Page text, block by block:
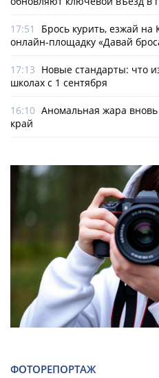
17:51
Брось курить, езжай на
онлайн-­площадку «Давай
17:13 Новые стандарты: что
школах с 1 сентября
16:10 Аномальная жара
край
ФОТОРЕПОРТАЖ